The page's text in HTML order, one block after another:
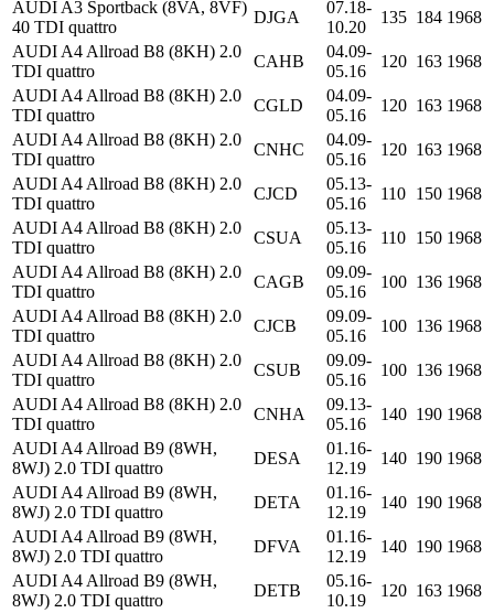
AUDI A3 Sportback (8VA, 8VF)
40 TDI quattro
DJGA
07.18-
10.20
135 184 1968
AUDI A4 Allroad B8 (8KH) 2.0
TDI quattro
CAHB
04.09-
05.16
120 163 1968
AUDI A4 Allroad B8 (8KH) 2.0
TDI quattro
CGLD
04.09-
05.16
120 163 1968
AUDI A4 Allroad B8 (8KH) 2.0
TDI quattro
CNHC
04.09-
05.16
120 163 1968
AUDI A4 Allroad B8 (8KH) 2.0
TDI quattro
CJCD
05.13-
05.16
110 150 1968
AUDI A4 Allroad B8 (8KH) 2.0
TDI quattro
CSUA
05.13-
05.16
110 150 1968
AUDI A4 Allroad B8 (8KH) 2.0
TDI quattro
CAGB
09.09-
05.16
100 136 1968
AUDI A4 Allroad B8 (8KH) 2.0
TDI quattro
CJCB
09.09-
05.16
100 136 1968
AUDI A4 Allroad B8 (8KH) 2.0
TDI quattro
CSUB
09.09-
05.16
100 136 1968
AUDI A4 Allroad B8 (8KH) 2.0
TDI quattro
CNHA
09.13-
05.16
140 190 1968
AUDI A4 Allroad B9 (8WH,
8WJ) 2.0 TDI quattro
DESA
01.16-
12.19
140 190 1968
AUDI A4 Allroad B9 (8WH,
8WJ) 2.0 TDI quattro
DETA
01.16-
12.19
140 190 1968
AUDI A4 Allroad B9 (8WH,
8WJ) 2.0 TDI quattro
DFVA
01.16-
12.19
140 190 1968
AUDI A4 Allroad B9 (8WH,
8WJ) 2.0 TDI quattro
DETB
05.16-
10.19
120 163 1968